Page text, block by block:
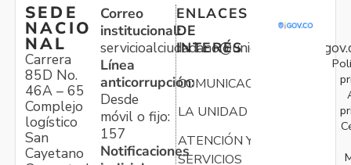
SEDE
NACIO
NAL
Carrera
85D No.
46A – 65
Complejo
logístico
San
Cayetano
Correo
institucional:
Línea
anticorrupción:
Desde
móvil o fijo:
157
Notificaciones
ENLACES
DE
INTERÉS
COMUNICACIONES
LA UNIDAD
ATENCIÓN Y
SERVICIOS